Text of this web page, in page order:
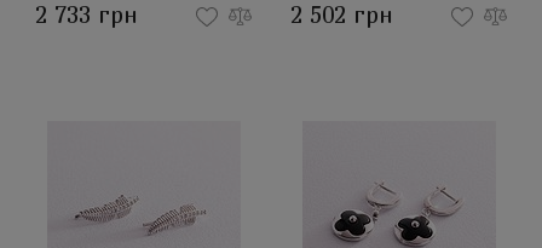
2 733 грн 2 502 грн